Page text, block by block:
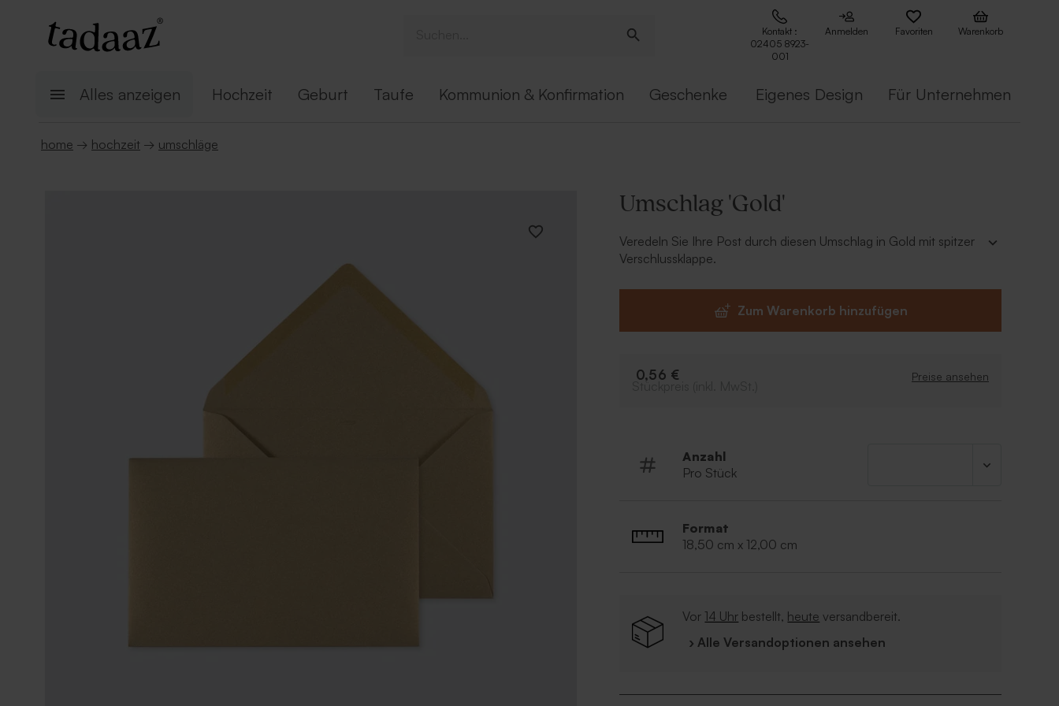
Kontakt :
02405 8923-
001
Anmelden Favoriten Warenkorb
Alles anzeigen Hochzeit Geburt Taufe Kommunion & Konfirmation Geschenke Eigenes Design Für Unternehmen
home → hochzeit → umschläge
Umschlag 'Gold'
Veredeln Sie Ihre Post durch diesen Umschlag in Gold mit spitzer
Verschlussklappe.
Zum Warenkorb hinzufügen
0,56 € Preise ansehen
Anzahl
Pro Stück
Format
18,50 cm x 12,00 cm
Vor 14 Uhr bestellt, heute versandbereit.
› Alle Versandoptionen ansehen